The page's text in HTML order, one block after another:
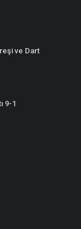
ve Dart
9-1